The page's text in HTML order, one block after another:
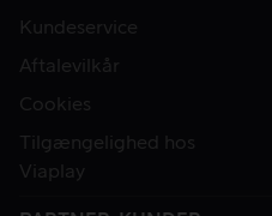
Kundeservice
Aftalevilkår
Cookies
Tilgængelighed hos
Viaplay